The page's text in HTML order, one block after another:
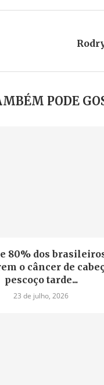
PODE
80% dos
o câncer de
pescoço tarde...
23 de julho, 2026